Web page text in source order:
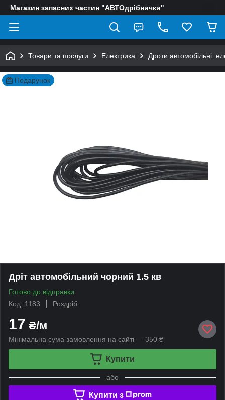
Магазин запасних частин "АВТОдрібнички"
Товари та послуги Електрика Дроти автомобільні:
Подарунок
Дріт автомобільний чорний 1.5 кв
Готово до відправки
Код: 1183
Роздріб
17 ₴/м
Мінімальна сума замовлення на сайті — 350 ₴
Купити
або
Купити з